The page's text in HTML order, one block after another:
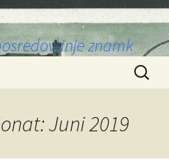
znamk
Suchen
nach:
Juni 2019